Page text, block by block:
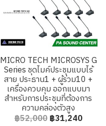
MICRO TECH MICROSYS G
Series ชุดไมค์ประชุมแบบไร้
สาย ประธาน1 + ผู้ร่วม10 +
เครื่องควบคุม ออกแบบมา
สำหรับการประชุมที่ต้องการ
ความคล่องตัวสูง
฿52,000 ฿31,240